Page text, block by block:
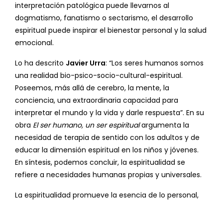
interpretación patológica puede llevarnos al
dogmatismo, fanatismo o sectarismo, el desarrollo
espiritual puede inspirar el bienestar personal y la salud
emocional.
Lo ha descrito Javier Urra: “Los seres humanos somos
una realidad bio-psico-socio-cultural-espiritual.
Poseemos, más allá de cerebro, la mente, la
conciencia, una extraordinaria capacidad para
interpretar el mundo y la vida y darle respuesta”. En su
obra El ser humano, un ser espiritualargumenta la
necesidad de terapia de sentido con los adultos y de
educar la dimensión espiritual en los niños y jóvenes.
En síntesis, podemos concluir, la espiritualidad se
refiere a necesidades humanas propias y universales.
La espiritualidad promueve la esencia de lo personal,